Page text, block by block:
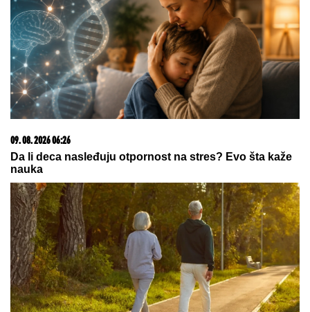
Letnje večeri u gradu više nisu rezervisane za vikend:
Zašto sve više ljudi bira večeru koja se spontano
pretvori u druženje
09. 08. 2026 12:19
3 BILJKE KOJE NE VENU NI NA PLUS 40: Krasiće vam
baštu ili terasu i u najtoplijim danima